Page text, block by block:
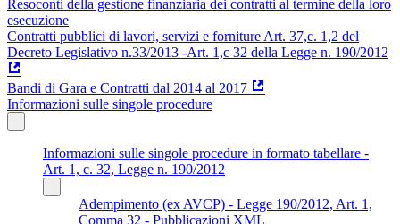
Resoconti della gestione finanziaria dei contratti al termine della loro
esecuzione
Contratti pubblici di lavori, servizi e forniture Art. 37,c. 1,2 del
Decreto Legislativo n.33/2013 -Art. 1,c 32 della Legge n. 190/2012
Bandi di Gara e Contratti dal 2014 al 2017
Informazioni sulle singole procedure
Informazioni sulle singole procedure in formato tabellare -
Art. 1, c. 32, Legge n. 190/2012
Adempimento (ex AVCP) - Legge 190/2012, Art. 1,
Comma 32 - Pubblicazioni XML